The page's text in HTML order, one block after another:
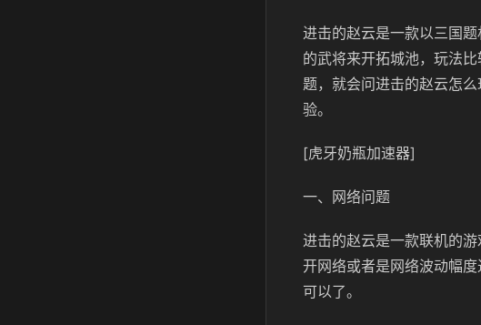
进击的赵云是一款以三国
的武将来开拓城池，玩法
题，就会问进击的赵云怎
验。
[虎牙奶瓶加速器]
一、网络问题
进击的赵云是一款联机的
开网络或者是网络波动幅
可以了。